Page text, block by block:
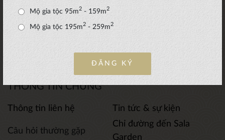
THÔNG TIN CHUNG
Thông tin liên hệ Tin tức & sự kiện
Câu hỏi thường gặp
Chỉ đường đến Sala
Garden
Mộ gia tộc 95m2 - 159m2
Mộ gia tộc 195m2 - 259m2
ĐĂNG KÝ